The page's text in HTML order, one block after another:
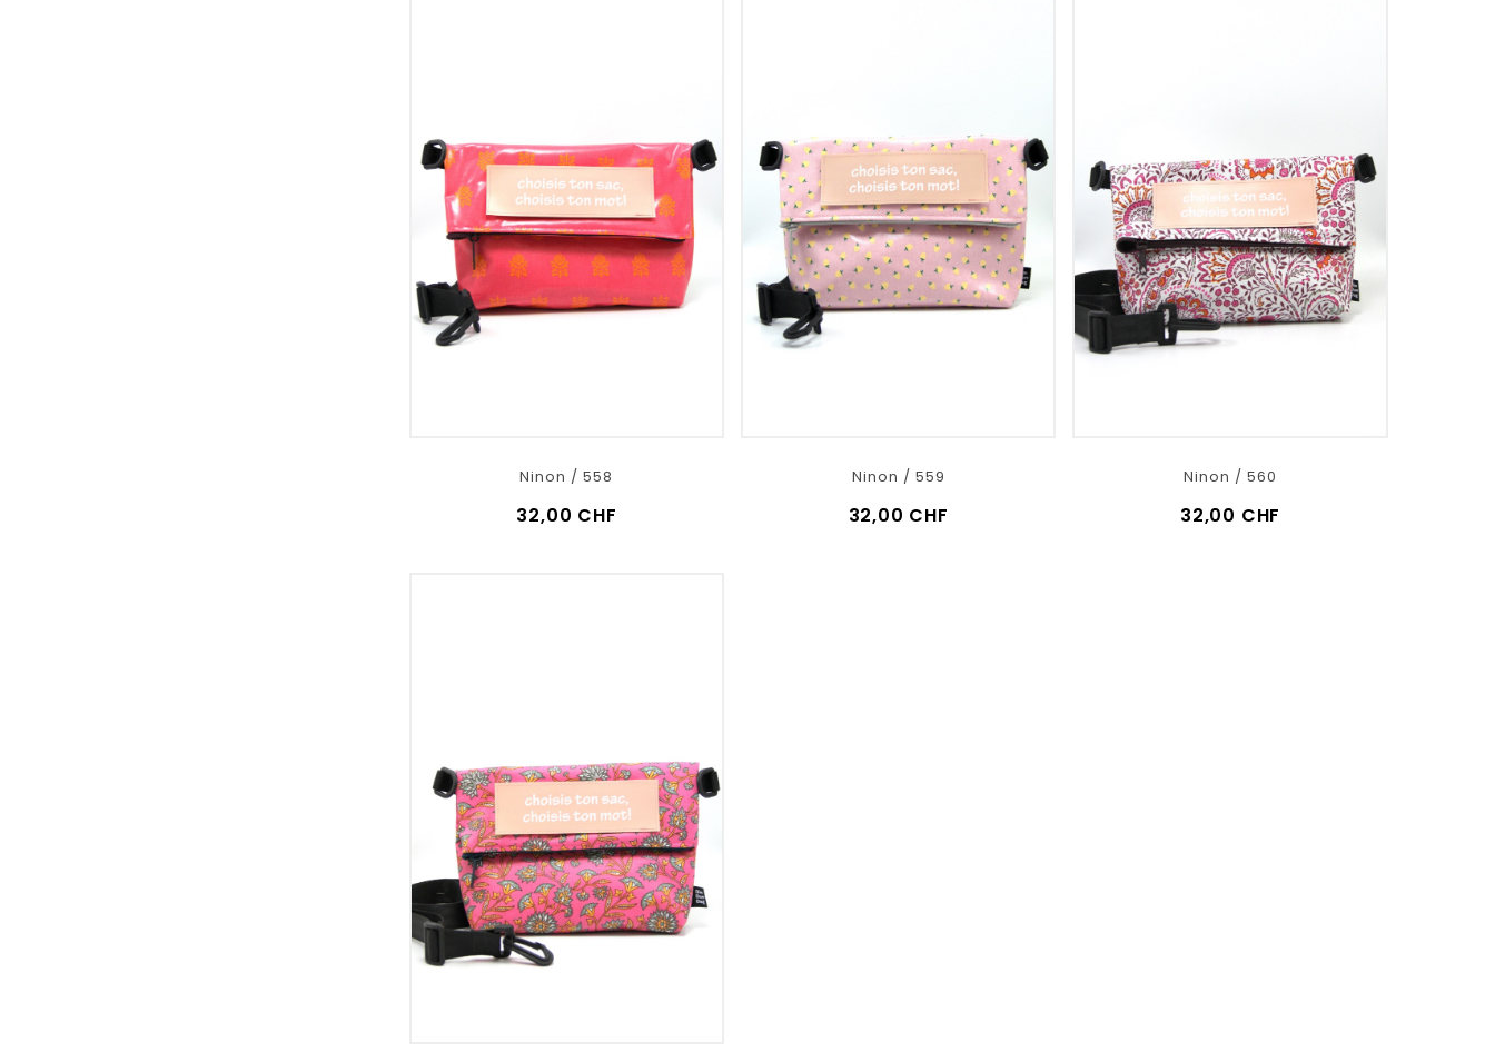
Ninon / 558
32,00 CHF
Ninon / 559
32,00 CHF
Ninon / 560
32,00 CHF